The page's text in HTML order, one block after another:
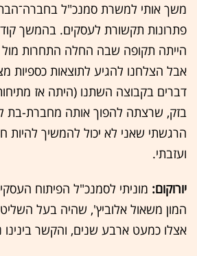
משך אותי למשרת סמנכ"ל
פתרונות תקשורת לעסקים. בהמשך
הייתה תקופה שבה החלה התחרות מול
אבל הצלחנו להגיע לתוצאות כספיות
דברים בקבוצה השתנו (היתה אז
בזק, שרצתה להפוך אותה מחברת-בת
הרגשתי שאני לא יכול להמשיך
ועזבתי.
יורוקום: מוניתי לסמנכ"ל הפיתוח
המון משאול אלוביץ', שהיה בעל
אצלו כמעט ארבע שנים, והקשר